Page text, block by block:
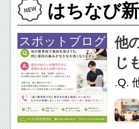
を7
はちなび
スポットブログ
他
じ
さ
.Q.
じ
せ